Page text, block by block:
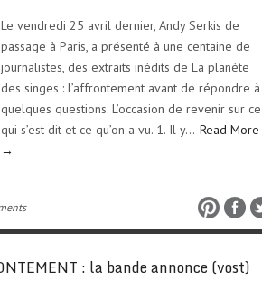
Le vendredi 25 avril dernier, Andy Serkis de
passage à Paris, a présenté à une centaine de
journalistes, des extraits inédits de La planète
des singes : l’affrontement avant de répondre à
quelques questions. L’occasion de revenir sur ce
qui s’est dit et ce qu’on a vu. 1. Il y… Read More
→
: la bande annonce (vost)